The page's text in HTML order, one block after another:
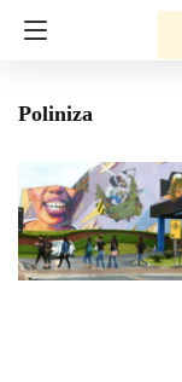
Poliniza